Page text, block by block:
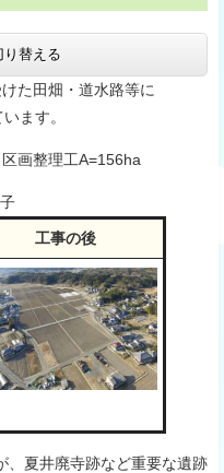
り替える
た田畑・道水路等に
ています。
画整理工A=156ha
工事の後
、夏井廃寺跡など重要な遺跡